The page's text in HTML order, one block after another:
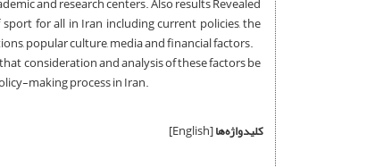
for all in Iran including current policies, the
popular culture, media and financial factors.
consideration and analysis of these factors be
making process in Iran.
کلیدواژه‌ها[English]